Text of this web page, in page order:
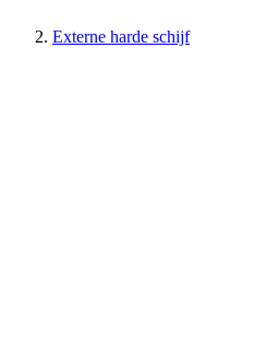
Externe harde schijf